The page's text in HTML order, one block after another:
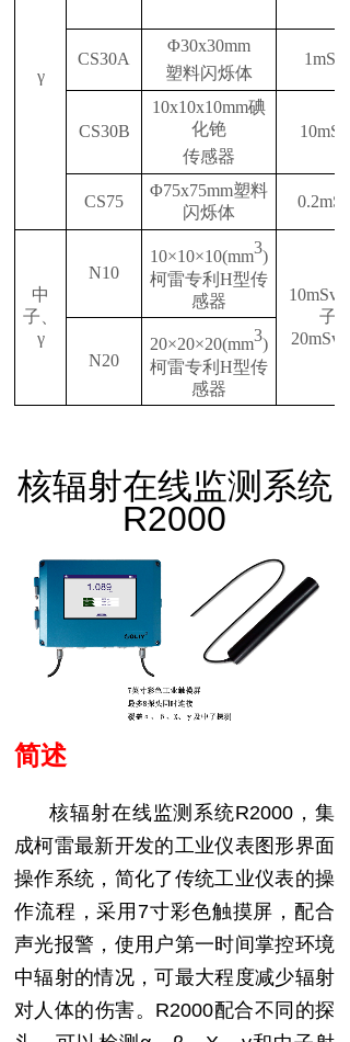
γ
CS30A
Φ30x30mm
塑料闪烁体
1mSv/h
CS30B
10x10x10mm碘
化铯
传感器
10mSv/
CS75
Φ75x75mm塑料
闪烁体
中
子、
γ
N10
10×10×10(mm
3
)
柯雷专利H型传
感器
10mSv/
子
20mSv/
N20
20×20×20(mm
3
)
柯雷专利H型传
感器
核辐射在线监测系统
R2000
简述
核辐射在线监测系统R2000 ，集
成柯雷最新开发的工业仪表图形界面
操作系统，简化了传统工业仪表的操
作流程，采用 7寸彩色触摸屏，配合
声光报警， 使用户第一时间掌控环境
中辐射的情况，可最大程度减少辐射
对人体的伤害。 R2000配合不同的探